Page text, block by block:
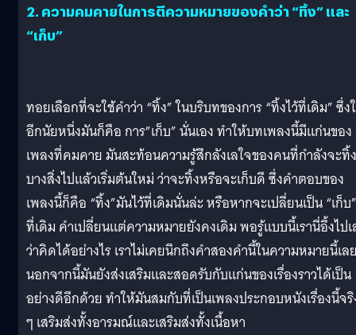
2. ความคมคายในการตีความหมายของคำว่า “ทิ้ง” และ
“เก็บ”
ทอยเลือกที่จะใช้คำว่า “ทิ้ง” ในบริบทของการ “ทิ้งไว้ที่เดิม” ซึ่ง
อีกนัยหนึ่งมันก็คือ การ”เก็บ” นั่นเอง ทำให้บทเพลงนี้มีแก่นของ
เพลงที่คมคาย มันสะท้อนความรู้สึกลังเลใจของคนที่กำลังจะทิ้ง
บางสิ่งไปแล้วเริ่มต้นใหม่ ว่าจะทิ้งหรือจะเก็บดี ซึ่งคำตอบของ
เพลงนี้ก็คือ “ทิ้ง”มันไว้ที่เดิมนั่นล่ะ หรือหากจะเปลี่ยนเป็น “เก็บ
ที่เดิม คำเปลี่ยนแต่ความหมายยังคงเดิม พอรู้แบบนี้เรานี่อึ้งไป
ว่าคิดได้อย่างไร เราไม่เคยนึกถึงคำสองคำนี้ในความหมายนี้เล
นอกจากนี้มันยังส่งเสริมและสอดรับกับแก่นของเรื่องราวได้เป็น
อย่างดีอีกด้วย ทำให้มันสมกับที่เป็นเพลงประกอบหนังเรื่องนี้จ
ๆ เสริมส่งทั้งอารมณ์และเสริมส่งทั้งเนื้อหา